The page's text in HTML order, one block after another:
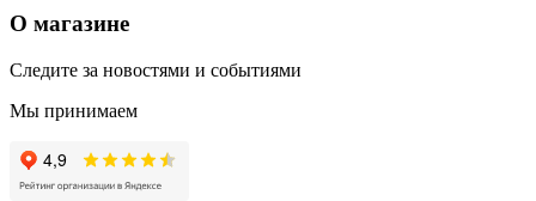
О магазине
Следите за новостями и событиями
Мы принимаем